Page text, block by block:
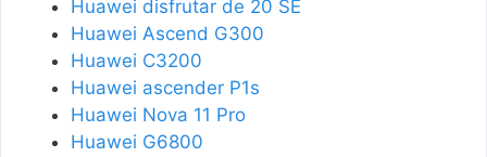
Huawei disfrutar de 20 SE
Huawei Ascend G300
Huawei C3200
Huawei ascender P1s
Huawei Nova 11 Pro
Huawei G6800